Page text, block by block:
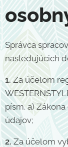
Správca
nasledujúcich
1.Za účelom
písm. a)
údajov;
2.Za účelom